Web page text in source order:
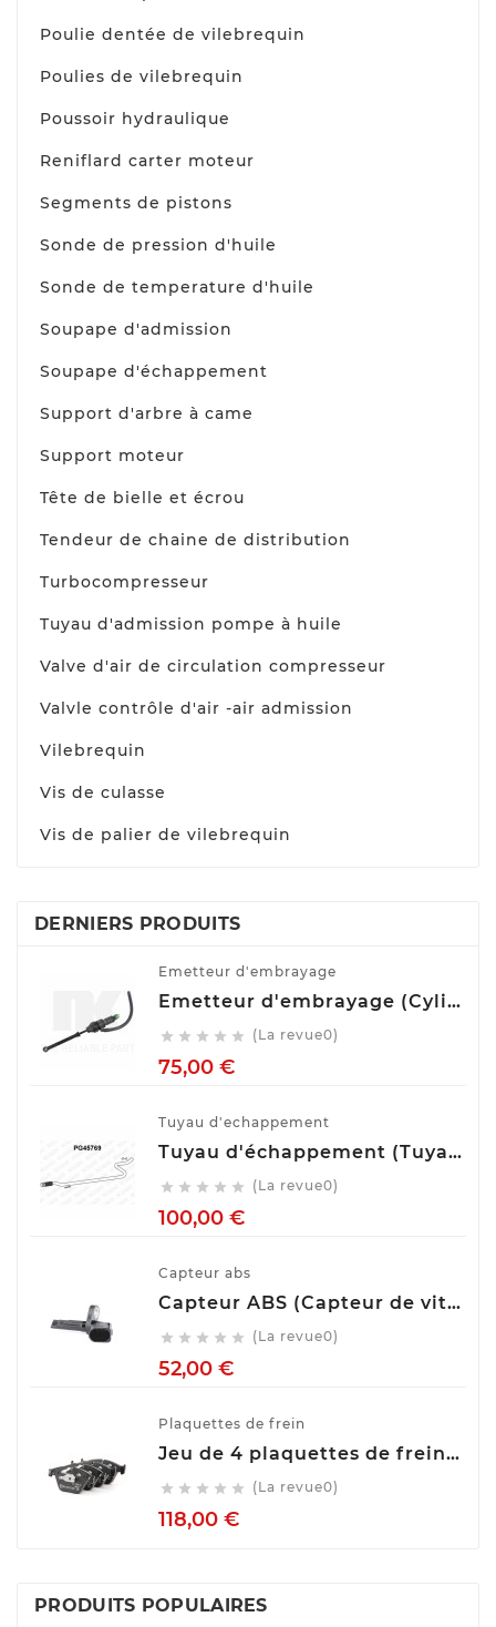
Poulie dentée de vilebrequin
Poulies de vilebrequin
Poussoir hydraulique
Reniflard carter moteur
Segments de pistons
Sonde de pression d'huile
Sonde de temperature d'huile
Soupape d'admission
Soupape d'échappement
Support d'arbre à came
Support moteur
Tête de bielle et écrou
Tendeur de chaine de distribution
Turbocompresseur
Tuyau d'admission pompe à huile
Valve d'air de circulation compresseur
Valvle contrôle d'air -air admission
Vilebrequin
Vis de culasse
Vis de palier de vilebrequin
DERNIERS PRODUITS
Emetteur d'embrayage
Emetteur d'embrayage (Cylindre émetteur de débrayage) NK 832508
     (La revue0)
75,00 €Prix
Tuyau d'echappement
Tuyau d'échappement (Tuyau d'échappement) VENEPORTE PG45769
     (La revue0)
100,00 €Prix
Capteur abs
Capteur ABS (Capteur de vitesse de roue) BOSCH 0 265 007 928
     (La revue0)
52,00 €Prix
Plaquettes de frein
Jeu de 4 plaquettes de frein ATE 13.0460-7275.2
     (La revue0)
118,00 €Prix
PRODUITS POPULAIRES